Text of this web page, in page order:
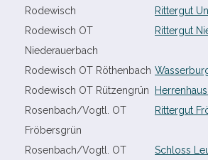
Rodewisch
Rittergut
Rodewisch OT
Niederauerbach
Rittergut
Rodewisch OT Röthenbach
Rodewisch OT Rützengrün
Rosenbach/​Vogtl. OT
Fröbersgrün
Rittergut
Rosenbach/​Vogtl. OT
Schloss